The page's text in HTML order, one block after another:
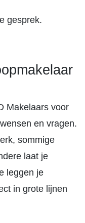
gesprek.
Makelaars voor
en vragen.
sommige
laat je
leggen je
in grote lijnen